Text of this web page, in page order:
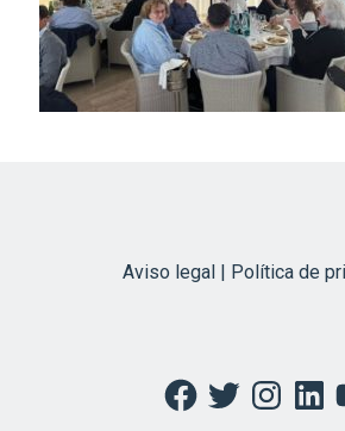
Aviso legal | Política de
Facebook
TwitterInstagram